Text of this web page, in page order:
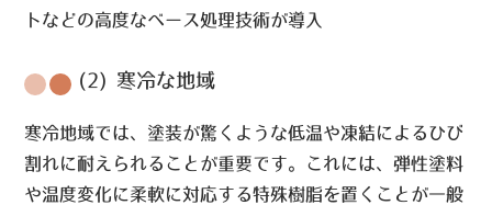
トなどの高度なベース処理技術が導入
(2) 寒冷な地域
寒冷地域では、塗装が驚くような低温や凍結によるひび
割れに耐えられることが重要です。これには、弾性塗料
や温度変化に柔軟に対応する特殊樹脂を置くことが一般